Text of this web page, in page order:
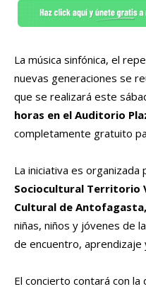
La música sinfónica, el
nuevas generaciones se
que se realizará este
horas en el Auditorio
completamente gratuito
La iniciativa es organizada
Sociocultural Territorio
Cultural de Antofagasta,
niñas, niños y jóvenes de
de encuentro, aprendizaje
El concierto contará con